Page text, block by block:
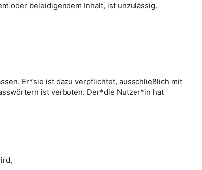
oder beleidigendem Inhalt, ist unzulässig.
Er*sie ist dazu verpflichtet, ausschließlich mit
ist verboten. Der*die Nutzer*in hat